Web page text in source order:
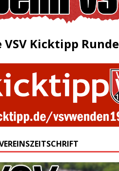
VSV Kicktipp Runde